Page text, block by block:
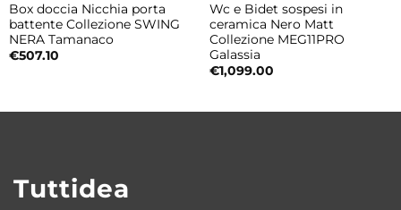
Box doccia Nicchia porta
battente Collezione SWING
NERA Tamanaco
€507.10
Wc e Bidet sospesi in
ceramica Nero Matt
Collezione MEG11PRO
Galassia
€1,099.00
Tuttidea